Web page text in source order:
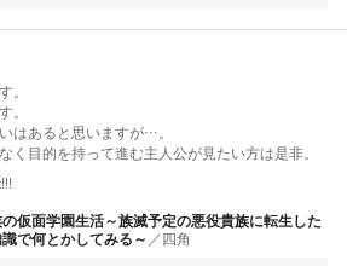
。
。
はあると思いますが…。
く目的を持って進む主人公が見たい方は是非。
仮面学園生活～族滅予定の悪役貴族に転生した
で何とかしてみる～ ／四角